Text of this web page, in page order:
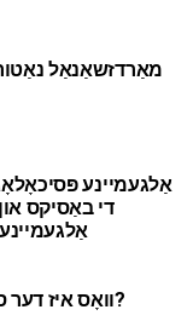
מאַרדזשאַנאַל
אַלגעמיינע
די באַסיקס
וואָס איז דער סוד פון גליק פֿאַר אַ מענטש?